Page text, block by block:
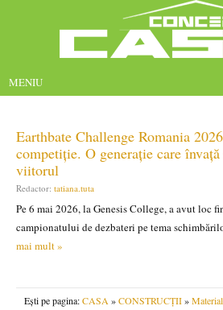
Earthbate Challenge Romania
competiție. O generație care învață
viitorul
Redactor: tatiana.tuta
Pe 6 mai 2026, la Genesis College, a avut loc
campionatului de dezbateri pe tema
mai mult »
Ești pe pagina:CASA »CONSTRUCȚII»